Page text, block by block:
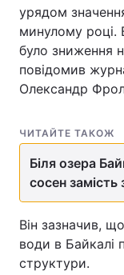
урядом
минулому році.
було зниження
повідомив
Олександр
ЧИТАЙТЕ ТАКОЖ
Біля озера
сосен замість
Він зазначив,
води в Байкалі
структури.